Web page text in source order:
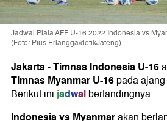
Jadwal Piala AFF U-16 2022 Indonesia vs
(Foto: Pius Erlangga/detikJateng)
Jakarta-Timnas Indonesia U-16
Timnas Myanmar U-16pada ajang
Berikut inijadwalbertandingnya.
Indonesia vs Myanmarakan